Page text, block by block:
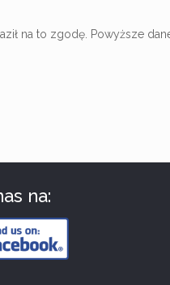
na to zgodę. Powyższe
na: